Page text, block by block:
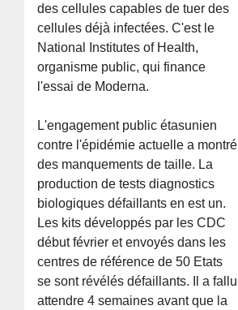
des cellules capables de tuer des
cellules déjà infectées. C'est le
National Institutes of Health,
organisme public, qui finance
l'essai de Moderna.
L'engagement public étasunien
contre l'épidémie actuelle a montré
des manquements de taille. La
production de tests diagnostics
biologiques défaillants en est un.
Les kits développés par les CDC
début février et envoyés dans les
centres de référence de 50 Etats
se sont révélés défaillants. Il a fallu
attendre 4 semaines avant que la